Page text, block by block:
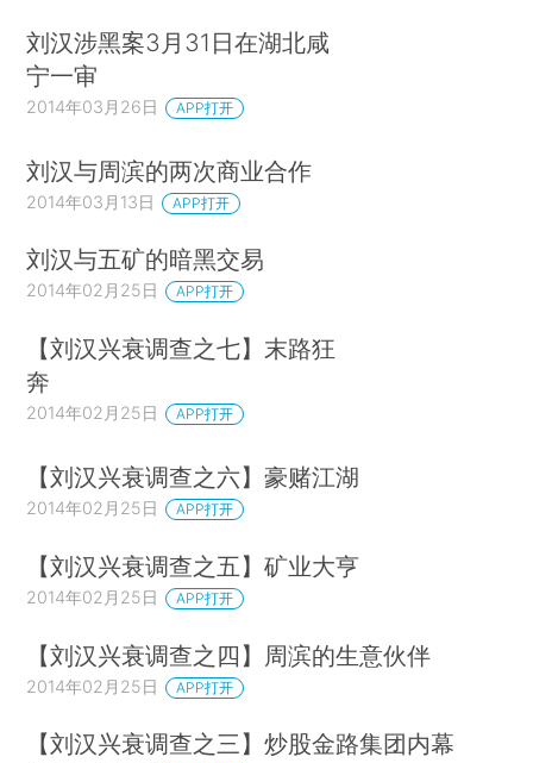
刘汉涉黑案3月31日在湖北咸
宁一审
2014年03月26日 APP打开
刘汉与周滨的两次商业合作
2014年03月13日 APP打开
刘汉与五矿的暗黑交易
2014年02月25日 APP打开
【刘汉兴衰调查之七】末路狂
奔
2014年02月25日 APP打开
【刘汉兴衰调查之六】豪赌江湖
2014年02月25日 APP打开
【刘汉兴衰调查之五】矿业大亨
2014年02月25日 APP打开
【刘汉兴衰调查之四】周滨的生意伙伴
2014年02月25日 APP打开
【刘汉兴衰调查之三】炒股金路集团内幕